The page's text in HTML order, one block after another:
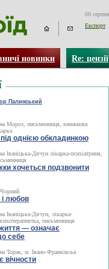
08
Експорт
новинки Re: цензії
Палинський
Мороз, письменниця, книжкова
під однією обкладинкою
Іваніцька-Дячун лікарка-психіатриня,
хочеться подзвонити
Чорний
і любов
Іваніцька-Дячун, лікарка-
письменниця
— означає
себе
Торак, м. Івано-Франківськ
вічности